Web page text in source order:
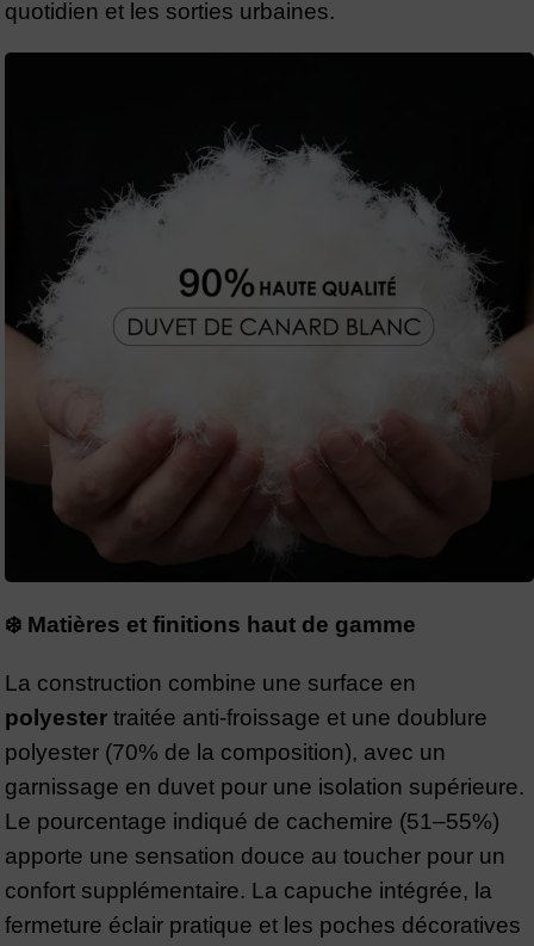
quotidien et les sorties urbaines.
❄️ Matières et finitions haut de gamme
La construction combine une surface en
polyester traitée anti-froissage et une doublure
polyester (70% de la composition), avec un
garnissage en duvet pour une isolation supérieure.
Le pourcentage indiqué de cachemire (51–55%)
apporte une sensation douce au toucher pour un
confort supplémentaire. La capuche intégrée, la
fermeture éclair pratique et les poches décoratives